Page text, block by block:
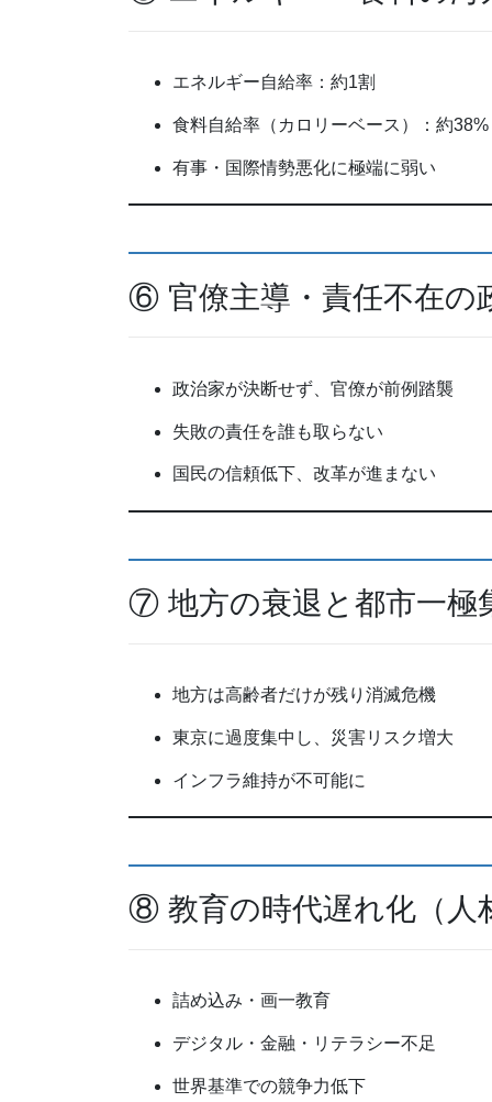
エネルギー自給率：約1割
食料自給率（カロリーベース）：約38%
有事・国際情勢悪化に極端に弱い
⑥ 官僚主導・責任不在の
政治家が決断せず、官僚が前例踏襲
失敗の責任を誰も取らない
国民の信頼低下、改革が進まない
⑦ 地方の衰退と都市一極
地方は高齢者だけが残り消滅危機
東京に過度集中し、災害リスク増大
インフラ維持が不可能に
⑧ 教育の時代遅れ化（人
詰め込み・画一教育
デジタル・金融・リテラシー不足
世界基準での競争力低下